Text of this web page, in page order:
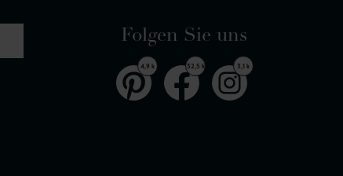
Folgen Sie uns
4,9 k 32,5 k 3,1 k